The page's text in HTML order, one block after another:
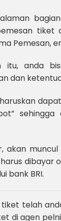
tiket
Pemesan,
itu, anda
dan
akan
dibayar
bank BRI.
tiket telah
di agen